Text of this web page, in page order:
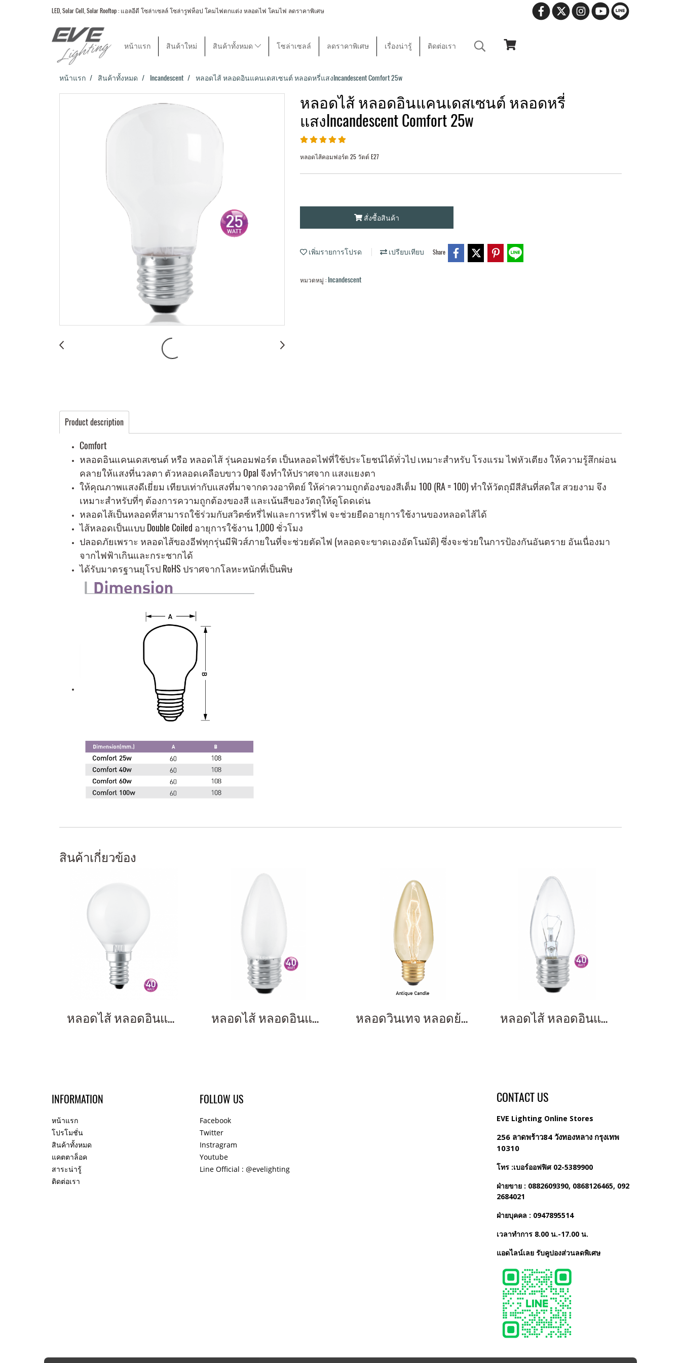
LED, Solar Cell, Solar Rooftop : แอลอีดี โซล่าเซลล์ โซล่ารูฟท็อป โคมไฟตกแต่ง หลอดไฟ โคมไฟ ลดราคาพิเศษ
หน้าแรก สินค้าใหม่ สินค้าทั้งหมด โซล่าเซลล์ ลดราคาพิเศษ เรื่องน่ารู้ ติดต่อเรา
หน้าแรก สินค้าทั้งหมด Incandescent หลอดไส้ หลอดอินแคนเดสเซนต์ หลอดหรี่แสงIncandescent Comfort 25w
หลอดไส้ หลอดอินแคนเดสเซนต์ หลอดหรี่
แสงIncandescent Comfort 25w
หลอดไส้คอมฟอร์ต 25 วัตต์ E27
สั่งซื้อสินค้า
เพิ่มรายการโปรด เปรียบเทียบ Share
หมวดหมู่ : Incandescent
Product description
Comfort
หลอดอินแคนเดสเซนต์ หรือ หลอดไส้ รุ่นคอมฟอร์ต เป็นหลอดไฟที่ใช้ประโยชน์ได้ทั่วไป เหมาะสำหรับ โรงแรม ไฟหัวเตียง ให้ความรู้สึกผ่อน
คลายให้แสงที่นวลตา ตัวหลอดเคลือบขาว Opal จีงทำให้ปราศจาก แสงแยงตา
ให้คุณภาพแสงดีเยี่ยม เทียบเท่ากับแสงที่มาจากดวงอาทิตย์ ให้ค่าความถูกต้องของสีเต็ม 100 (RA = 100) ทำให้วัตถุมีสีสันที่สดใส สวยงาม จึง
เหมาะสำหรับที่ๆ ต้องการความถูกต้องของสี และเน้นสีของวัตถุให้ดูโดดเด่น
หลอดไส้เป็นหลอดที่สามารถใช้ร่วมกับสวิตซ์หรี่ไฟและการหรี่ไฟ จะช่วยยืดอายุการใช้งานของหลอดไส้ได้
ไส้หลอดเป็นแบบ Double Coiled อายุการใช้งาน 1,000 ชั่วโมง
ปลอดภัยเพราะ หลอดไส้ของอีฟทุกรุ่นมีฟิวส์ภายในที่จะช่วยตัดไฟ (หลอดจะขาดเองอัตโนมัติ) ซึ่งจะช่วยในการป้องกันอันตราย อันเนื่องมา
จากไฟฟ้าเกินและกระชากได้
ได้รับมาตรฐานยุโรป RoHS ปราศจากโลหะหนักที่เป็นพิษ
สินค้าเกี่ยวข้อง
หลอดไส้ หลอดอินแคนเดสเซนต์ หลอดไฟหรี่แสงได้ Mini Round 40w Frosted E14 หลอดไส้ หลอดอินแคนเดสเซนต์ หลอดหรี่แสง Mini Candle 40w Frosted E27 หลอดวินเทจ หลอดย้อนยุค หลอดไฟทรงจำปา Antique Candle 22w E27 หลอดไส้ หลอดอินแคนเดสเซนต์ หลอดหรี่แสง Mini Candle 40w Clear E27
INFORMATION
หน้าแรก
โปรโมชั่น
สินค้าทั้งหมด
แคตตาล็อค
สาระน่ารู้
ติดต่อเรา
FOLLOW US
Facebook
Twitter
Instragram
Youtube
Line Official : @evelighting
CONTACT US
EVE Lighting Online Stores
256 ลาดพร้าว84 วังทองหลาง กรุงเทพ
10310
โทร :เบอร์ออฟฟิศ 02-5389900
ฝ่ายขาย : 0882609390, 0868126465, 092
2684021
ฝ่ายบุคคล : 0947895514
เวลาทำการ 8.00 น.-17.00 น.
แอดไลน์เลย รับคูปองส่วนลดพิเศษ